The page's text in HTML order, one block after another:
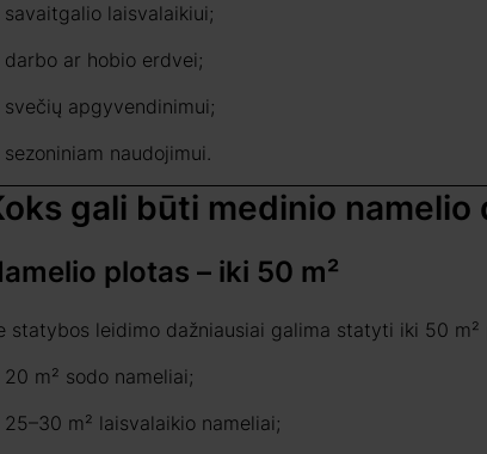
savaitgalio laisvalaikiui;
darbo ar hobio erdvei;
svečių apgyvendinimui;
sezoniniam naudojimui.
gali būti medinio namelio
plotas – iki 50 m²
statybos leidimo dažniausiai galima statyti iki 50
20 m² sodo nameliai;
25–30 m² laisvalaikio nameliai;